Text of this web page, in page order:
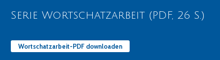
Serie Wortschatzarbeit (PDF, 26 S.)
Wortschatzarbeit-PDF downloaden